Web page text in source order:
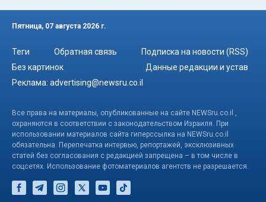
Пятница, 07 августа 2026 г.
Теги Обратная связь
Подписка на новости (RSS)
Без картинок
Данные редакции и устав
Реклама: advertising@newsru.co.il
Все права на материалы, опубликованные на сайте NEWSru.co.il ,
охраняются в соответствии с законодательством Израиля. При
использовании материалов сайта гиперссылка на NEWSru.co.il
обязательна. Перепечатка интервью, репортажей, эксклюзивных
статей без согласования с редакцией запрещена – в том числе в
соцсетях. Использование фотоматериалов агентств не разрешается.